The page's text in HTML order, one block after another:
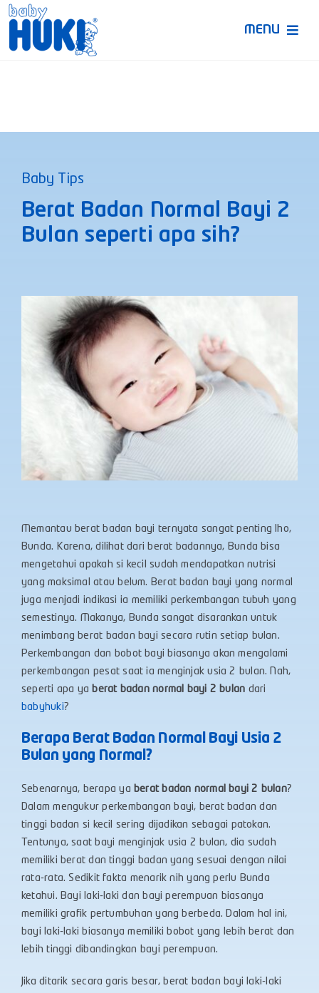
Skip
content
MENU
Baby Tips
Berat Badan Normal Bayi 2
Bulan seperti apa sih?
Memantau berat badan bayi ternyata sangat penting lho,
Bunda. Karena, dilihat dari berat badannya, Bunda bisa
mengetahui apakah si kecil sudah mendapatkan nutrisi
yang maksimal atau belum. Berat badan bayi yang normal
juga menjadi indikasi ia memiliki perkembangan tubuh yang
semestinya. Makanya, Bunda sangat disarankan untuk
menimbang berat badan bayi secara rutin setiap bulan.
Perkembangan dan bobot bayi biasanya akan mengalami
perkembangan pesat saat ia menginjak usia 2 bulan. Nah,
seperti apa yaberat badan normal bayi 2 bulan dari
babyhuki?
Berapa Berat Badan Normal Bayi Usia 2
Bulan yang Normal?
Sebenarnya, berapa ya berat badan normal bayi 2 bulan?
Dalam mengukur perkembangan bayi, berat badan dan
tinggi badan si kecil sering dijadikan sebagai patokan.
Tentunya, saat bayi menginjak usia 2 bulan, dia sudah
memiliki berat dan tinggi badan yang sesuai dengan nilai
rata-rata. Sedikit fakta menarik nih yang perlu Bunda
ketahui. Bayi laki-laki dan bayi perempuan biasanya
memiliki grafik pertumbuhan yang berbeda. Dalam hal ini,
bayi laki-laki biasanya memiliki bobot yang lebih berat dan
lebih tinggi dibandingkan bayi perempuan.
Jika ditarik secara garis besar, berat badan bayi laki-laki